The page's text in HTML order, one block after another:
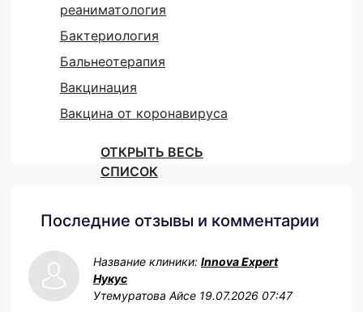
реаниматология
Бактериология
Бальнеотерапия
Вакцинация
Вакцина от коронавируса
ОТКРЫТЬ ВЕСЬ
СПИСОК
Последние отзывы и комментарии
Название клиники: Innova Expert
Нукус
Утемуратова Айсе 19.07.2026 07:47